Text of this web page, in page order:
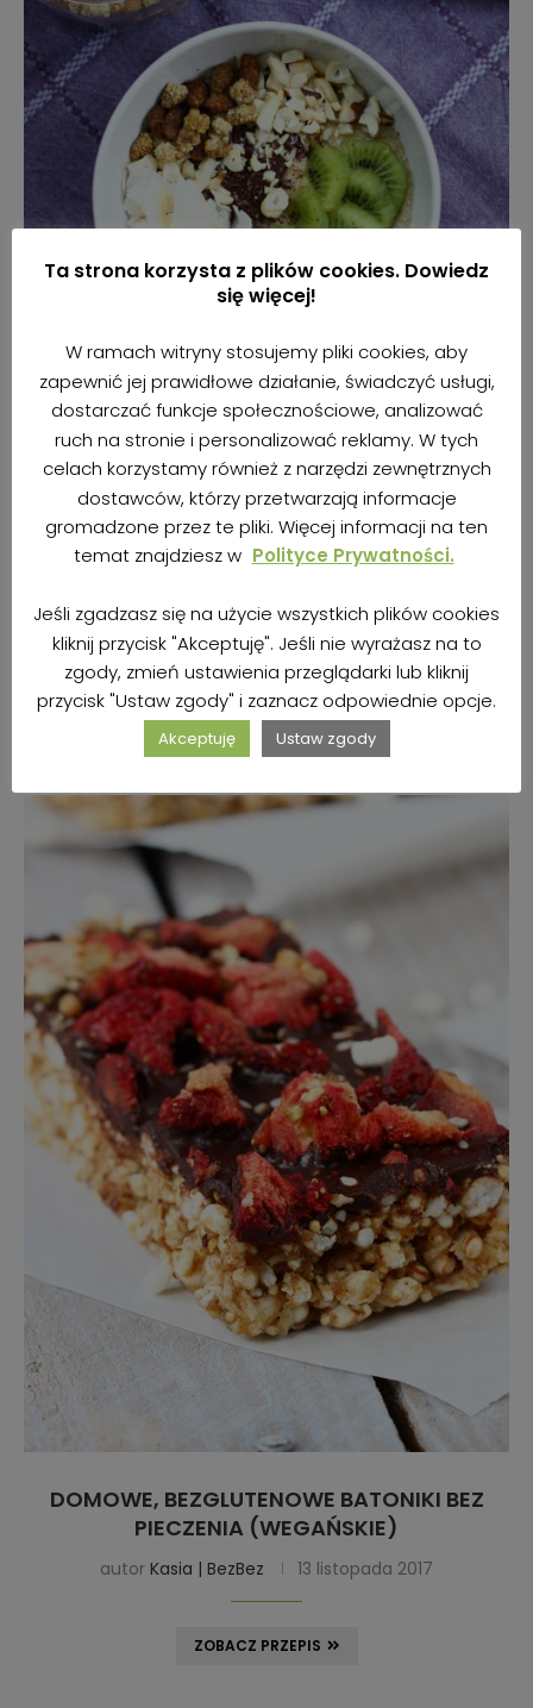
autorKasia | BezBez 22 lutego 2018
ZOBACZ PRZEPIS
DOMOWE, BEZGLUTENOWE BATONIKI BEZ
PIECZENIA (WEGAŃSKIE)
autor Kasia | BezBez 13 listopada 2017
ZOBACZ PRZEPIS
Ta strona korzysta z plików cookies. Dowiedz
się więcej!
W ramach witryny stosujemy pliki cookies, aby
zapewnić jej prawidłowe działanie, świadczyć usługi,
dostarczać funkcje społecznościowe, analizować
ruch na stronie i personalizować reklamy. W tych
celach korzystamy również z narzędzi zewnętrznych
dostawców, którzy przetwarzają informacje
gromadzone przez te pliki. Więcej informacji na ten
temat znajdziesz w Polityce Prywatności.
Jeśli zgadzasz się na użycie wszystkich plików cookies
kliknij przycisk "Akceptuję". Jeśli nie wyrażasz na to
zgody, zmień ustawienia przeglądarki lub kliknij
przycisk "Ustaw zgody" i zaznacz odpowiednie opcje.
Akceptuję Ustaw zgody